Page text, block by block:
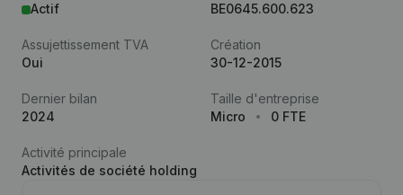
Actif
BE0645.600.623
Assujettissement TVA
Oui
Création
30-12-2015
Dernier bilan
2024
Taille d'entreprise
Micro
0 FTE
Activité principale
Activités de société holding